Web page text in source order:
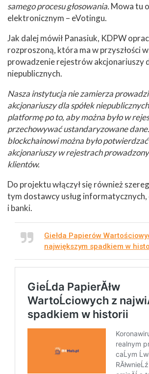
samego procesu głosowania. Mowa tu
elektronicznym – eVotingu.
Jak dalej mówił Panasiuk, KDPW
rozproszoną, która ma w przyszłości
prowadzenie rejestrów akcjonariuszy
niepublicznych.
Nasza instytucja nie zamierza
akcjonariuszy dla spółek
platformę po to, aby można było w
przechowywać ustandaryzowane
blockchainowi można było
akcjonariuszy w rejestrach
klientów.
Do projektu włączył się również
tym dostawcy usług
i banki.
Giełda Papierów
największym spadkiem w